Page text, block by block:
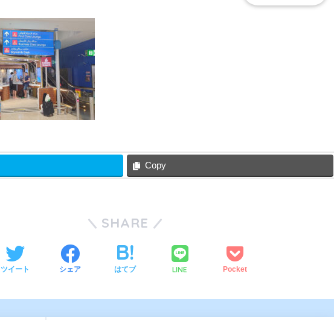
Copy
SHARE
ツイート シェア はてブ LINE Pocket